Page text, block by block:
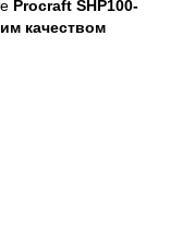
Procraft SHP100-
качеством